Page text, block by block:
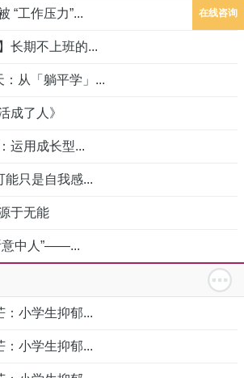
“工作压力”...
长期不上班的...
：从「躺平学」...
成了人》
运用成长型...
能只是自我感...
于无能
意中人”——...
：小学生抑郁...
：小学生抑郁...
在线咨询